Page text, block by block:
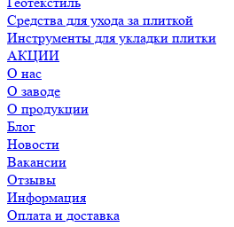
Средства для ухода за плиткой
Инструменты для укладки плитки
АКЦИИ
О нас
О заводе
О продукции
Блог
Новости
Вакансии
Отзывы
Информация
Оплата и доставка